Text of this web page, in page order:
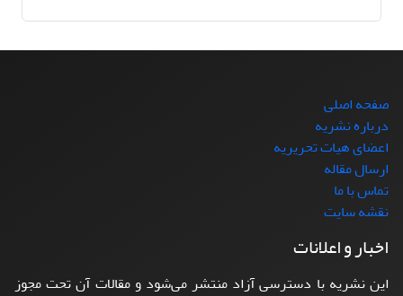
صفحه اصلی
درباره نشریه
اعضای هیات تحریریه
ارسال مقاله
تماس با ما
نقشه سایت
اخبار و اعلانات
این نشریه با دسترسی آزاد منتشر می‌شود و مقالات آن تحت مجوز